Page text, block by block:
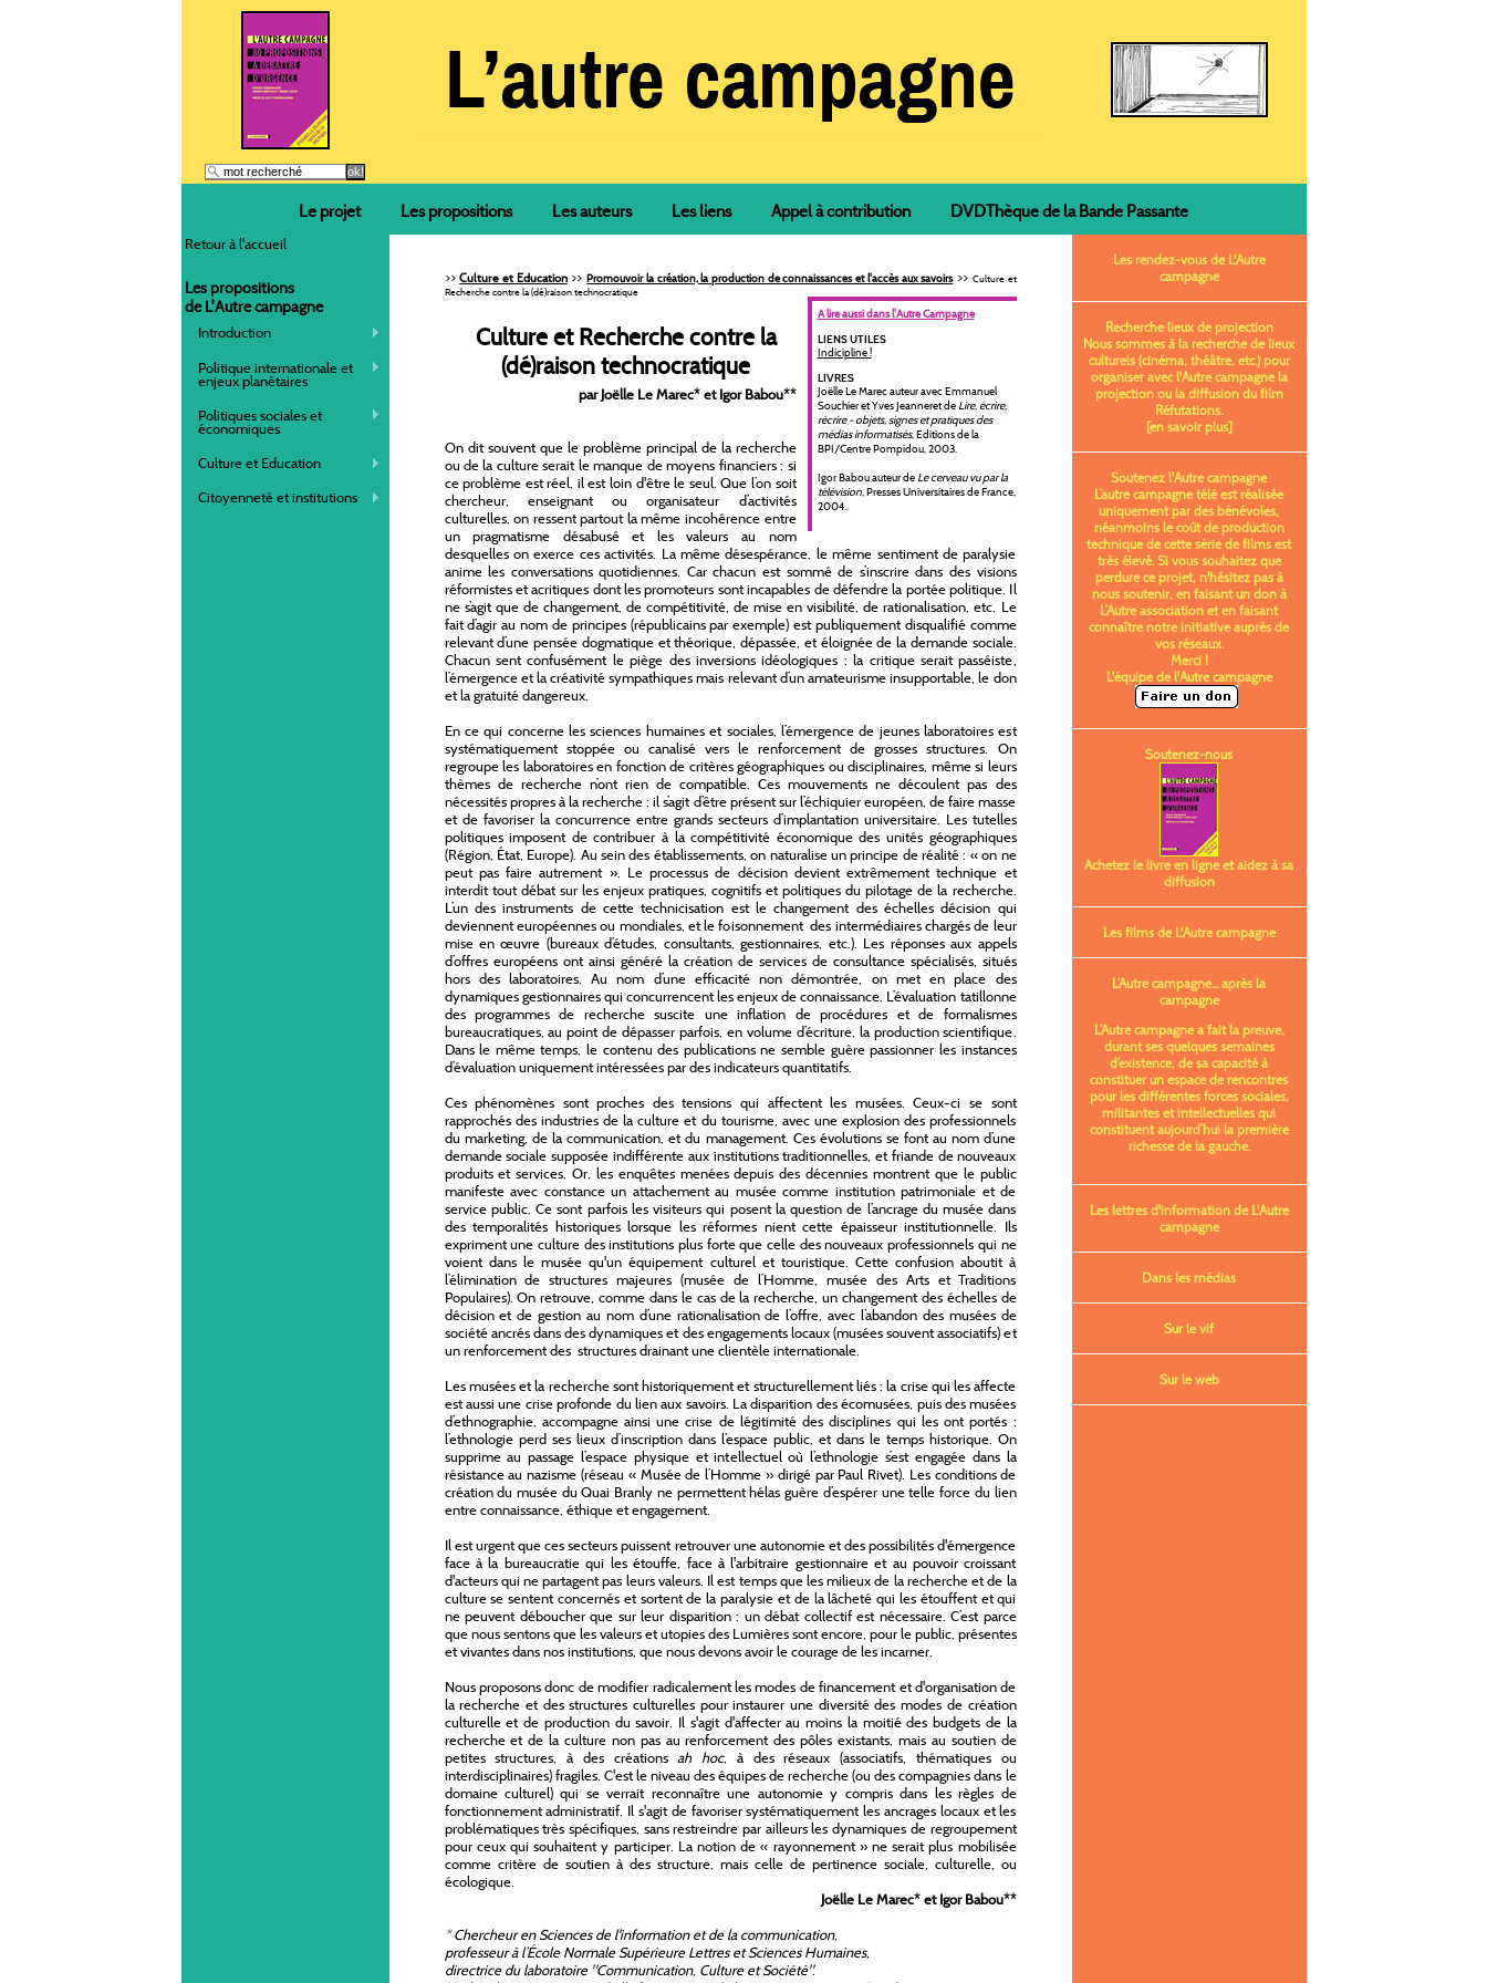
Le projet Les propositions Les auteurs Les liens Appel à contribution DVDThèque de la Bande Passante
Retour à l'accueil
Les propositions
de L'Autre campagne
Introduction
Politique internationale et
enjeux planétaires
Politiques sociales et
économiques
Culture et Education
Citoyenneté et institutions
>>Culture et Education>>Promouvoir la création, la production de connaissances et l'accès aux savoirs>> Culture et
Recherche contre la (dé)raison technocratique
A lire aussi dans l'Autre Campagne
LIENS UTILES
Indicipline !
LIVRES
Joëlle Le Marec auteur avec Emmanuel
Souchier et Yves Jeanneret de Lire, écrire,
récrire - objets, signes et pratiques des
médias informatisés, Editions de la
BPI/Centre Pompidou, 2003.
Igor Babou auteur de Le cerveau vu par la
télévision, Presses Universitaires de France,
2004.
Culture et Recherche contre la
(dé)raison technocratique
par Joëlle Le Marec*et Igor Babou**
On dit souvent que le problème principal de la recherche
ou de la culture serait le manque de moyens financiers : si
ce problème est réel, il est loin d'être le seul. Que l’on soit
chercheur, enseignant ou organisateur d’activités
culturelles, on ressent partout la même incohérence entre
un pragmatisme désabusé et les valeurs au nom
desquelles on exerce ces activités. La même désespérance, le même sentiment de paralysie
anime les conversations quotidiennes. Car chacun est sommé de s’inscrire dans des visions
réformistes et acritiques dont les promoteurs sont incapables de défendre la portée politique. Il
ne s’agit que de changement, de compétitivité, de mise en visibilité, de rationalisation, etc. Le
fait d’agir au nom de principes (républicains par exemple) est publiquement disqualifié comme
relevant d’une pensée dogmatique et théorique, dépassée, et éloignée de la demande sociale.
Chacun sent confusément le piège des inversions idéologiques : la critique serait passéiste,
l’émergence et la créativité sympathiques mais relevant d’un amateurisme insupportable, le don
et la gratuité dangereux.
En ce qui concerne les sciences humaines et sociales, l’émergence de jeunes laboratoires est
systématiquement stoppée ou canalisé vers le renforcement de grosses structures. On
regroupe les laboratoires en fonction de critères géographiques ou disciplinaires, même si leurs
thèmes de recherche n’ont rien de compatible. Ces mouvements ne découlent pas des
nécessités propres à la recherche : il s’agit d’être présent sur l’échiquier européen, de faire masse
et de favoriser la concurrence entre grands secteurs d’implantation universitaire. Les tutelles
politiques imposent de contribuer à la compétitivité économique des unités géographiques
(Région, État, Europe). Au sein des établissements, on naturalise un principe de réalité : « on ne
peut pas faire autrement ». Le processus de décision devient extrêmement technique et
interdit tout débat sur les enjeux pratiques, cognitifs et politiques du pilotage de la recherche.
L’un des instruments de cette technicisation est le changement des échelles décision qui
deviennent européennes ou mondiales, et le foisonnement des intermédiaires chargés de leur
mise en œuvre (bureaux d’études, consultants, gestionnaires, etc.). Les réponses aux appels
d’offres européens ont ainsi généré la création de services de consultance spécialisés, situés
hors des laboratoires. Au nom d’une efficacité non démontrée, on met en place des
dynamiques gestionnaires qui concurrencent les enjeux de connaissance. L’évaluation tatillonne
des programmes de recherche suscite une inflation de procédures et de formalismes
bureaucratiques, au point de dépasser parfois, en volume d’écriture, la production scientifique.
Dans le même temps, le contenu des publications ne semble guère passionner les instances
d’évaluation uniquement intéressées par des indicateurs quantitatifs.
Ces phénomènes sont proches des tensions qui affectent les musées. Ceux-ci se sont
rapprochés des industries de la culture et du tourisme, avec une explosion des professionnels
du marketing, de la communication, et du management. Ces évolutions se font au nom d’une
demande sociale supposée indifférente aux institutions traditionnelles, et friande de nouveaux
produits et services. Or, les enquêtes menées depuis des décennies montrent que le public
manifeste avec constance un attachement au musée comme institution patrimoniale et de
service public. Ce sont parfois les visiteurs qui posent la question de l’ancrage du musée dans
des temporalités historiques lorsque les réformes nient cette épaisseur institutionnelle. Ils
expriment une culture des institutions plus forte que celle des nouveaux professionnels qui ne
voient dans le musée qu'un équipement culturel et touristique. Cette confusion aboutit à
l’élimination de structures majeures (musée de l’Homme, musée des Arts et Traditions
Populaires). On retrouve, comme dans le cas de la recherche, un changement des échelles de
décision et de gestion au nom d’une rationalisation de l’offre, avec l’abandon des musées de
société ancrés dans des dynamiques et des engagements locaux (musées souvent associatifs) et
un renforcement des structures drainant une clientèle internationale.
Les musées et la recherche sont historiquement et structurellement liés : la crise qui les affecte
est aussi une crise profonde du lien aux savoirs. La disparition des écomusées, puis des musées
d’ethnographie, accompagne ainsi une crise de légitimité des disciplines qui les ont portés :
l’ethnologie perd ses lieux d’inscription dans l’espace public, et dans le temps historique. On
supprime au passage l’espace physique et intellectuel où l’ethnologie s’est engagée dans la
résistance au nazisme (réseau « Musée de l’Homme » dirigé par Paul Rivet). Les conditions de
création du musée du Quai Branly ne permettent hélas guère d’espérer une telle force du lien
entre connaissance, éthique et engagement.
Il est urgent que ces secteurs puissent retrouver une autonomie et des possibilités d'émergence
face à la bureaucratie qui les étouffe, face à l'arbitraire gestionnaire et au pouvoir croissant
d'acteurs qui ne partagent pas leurs valeurs. Il est temps que les milieux de la recherche et de la
culture se sentent concernés et sortent de la paralysie et de la lâcheté qui les étouffent et qui
ne peuvent déboucher que sur leur disparition : un débat collectif est nécessaire. C’est parce
que nous sentons que les valeurs et utopies des Lumières sont encore, pour le public, présentes
et vivantes dans nos institutions, que nous devons avoir le courage de les incarner.
Nous proposons donc de modifier radicalement les modes de financement et d'organisation de
la recherche et des structures culturelles pour instaurer une diversité des modes de création
culturelle et de production du savoir. Il s'agit d'affecter au moins la moitié des budgets de la
recherche et de la culture non pas au renforcement des pôles existants, mais au soutien de
petites structures, à des créationsah hoc, à des réseaux (associatifs, thématiques ou
interdisciplinaires) fragiles. C'est le niveau des équipes de recherche (ou des compagnies dans le
domaine culturel) qui se verrait reconnaître une autonomie y compris dans les règles de
fonctionnement administratif. Il s'agit de favoriser systématiquement les ancrages locaux et les
problématiques très spécifiques, sans restreindre par ailleurs les dynamiques de regroupement
pour ceux qui souhaitent y participer. La notion de « rayonnement » ne serait plus mobilisée
comme critère de soutien à des structure, mais celle de pertinence sociale, culturelle, ou
écologique.
Joëlle Le Marec*et Igor Babou**
*Chercheur en Sciences de l'information et de la communication,
professeur à l’École Normale Supérieure Lettres et Sciences Humaines,
directrice du laboratoire "Communication, Culture et Société".
Les rendez-vous de L'Autre
campagne
Recherche lieux de projection
Nous sommes à la recherche de lieux
culturels (cinéma, théâtre, etc.) pour
organiser avec l'Autre campagne la
projection ou la diffusion du film
Réfutations.
[en savoir plus]
Soutenez l'Autre campagne
L’autre campagne télé est réalisée
uniquement par des bénévoles,
néanmoins le coût de production
technique de cette série de films est
très élevé. Si vous souhaitez que
perdure ce projet, n'hésitez pas à
nous soutenir, en faisant un don à
L’Autre association et en faisant
connaître notre initiative auprès de
vos réseaux.
Merci !
L'équipe de l'Autre campagne
Soutenez-nous
Achetez le livre en ligne et aidez à sa
diffusion
Les films de L'Autre campagne
L’Autre campagne... après la
campagne
L’Autre campagne a fait la preuve,
durant ses quelques semaines
d’existence, de sa capacité à
constituer un espace de rencontres
pour les différentes forces sociales,
militantes et intellectuelles qui
constituent aujourd’hui la première
richesse de la gauche.
Les lettres d'information de L'Autre
campagne
Dans les médias
Sur le vif
Sur le web